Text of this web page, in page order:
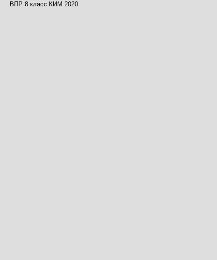
ВПР 8 класс КИМ 2020